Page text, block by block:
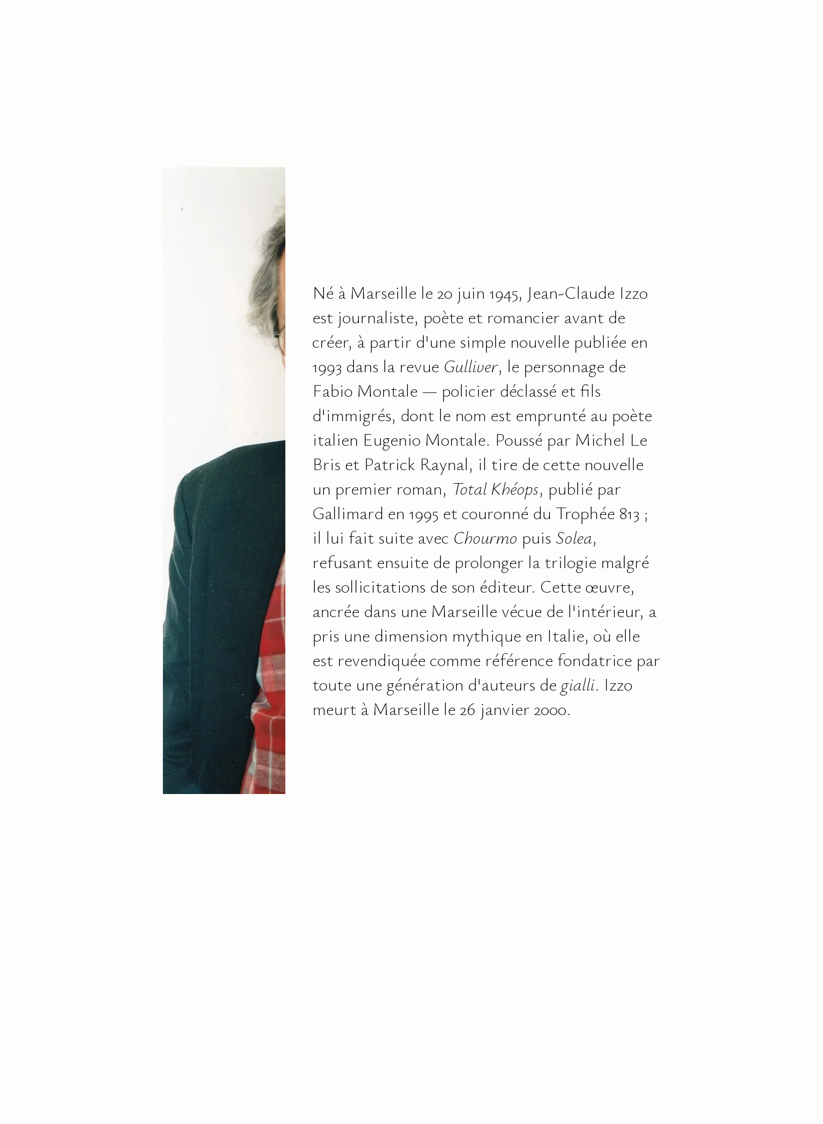
Né à Marseille le 20 juin 1945, Jean-Claude Izzo
est journaliste, poète et romancier avant de
créer, à partir d'une simple nouvelle publiée en
1993 dans la revue Gulliver, le personnage de
Fabio Montale — policier déclassé et fils
d'immigrés, dont le nom est emprunté au poète
italien Eugenio Montale. Poussé par Michel Le
Bris et Patrick Raynal, il tire de cette nouvelle
un premier roman, Total Khéops, publié par
Gallimard en 1995 et couronné du Trophée 813 ;
il lui fait suite avec Chourmo puis Solea,
refusant ensuite de prolonger la trilogie malgré
les sollicitations de son éditeur. Cette œuvre,
ancrée dans une Marseille vécue de l'intérieur, a
pris une dimension mythique en Italie, où elle
est revendiquée comme référence fondatrice par
toute une génération d'auteurs de gialli. Izzo
meurt à Marseille le 26 janvier 2000.